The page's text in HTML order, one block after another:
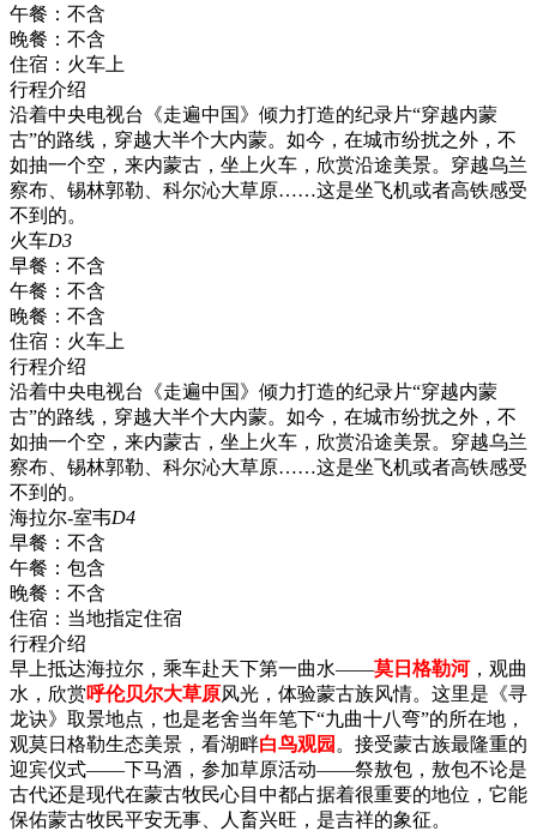
午餐： 不含
晚餐： 不含
住宿： 火车上
行程介绍
沿着中央电视台《走遍中国》倾力打造的纪录片“穿越内蒙
古”的路线，穿越大半个大内蒙。如今，在城市纷扰之外，不
如抽一个空，来内蒙古，坐上火车，欣赏沿途美景。穿越乌兰
察布、锡林郭勒、科尔沁大草原……这是坐飞机或者高铁感受
不到的。
火车D3
早餐： 不含
午餐： 不含
晚餐： 不含
住宿： 火车上
行程介绍
沿着中央电视台《走遍中国》倾力打造的纪录片“穿越内蒙
古”的路线，穿越大半个大内蒙。如今，在城市纷扰之外，不
如抽一个空，来内蒙古，坐上火车，欣赏沿途美景。穿越乌兰
察布、锡林郭勒、科尔沁大草原……这是坐飞机或者高铁感受
不到的。
海拉尔-室韦D4
早餐： 不含
午餐： 包含
晚餐： 不含
住宿： 当地指定住宿
行程介绍
早上抵达海拉尔，乘车赴天下第一曲水——莫日格勒河，观曲
水，欣赏呼伦贝尔大草原风光，体验蒙古族风情。这里是《寻
龙诀》取景地点，也是老舍当年笔下“九曲十八弯”的所在地，
观莫日格勒生态美景，看湖畔白鸟观园 。接受蒙古族最隆重的
迎宾仪式——下马酒，参加草原活动——祭敖包，敖包不论是
古代还是现代在蒙古牧民心目中都占据着很重要的地位，它能
保佑蒙古牧民平安无事、人畜兴旺，是吉祥的象征。